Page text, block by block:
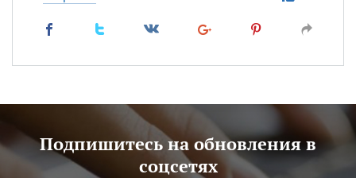
Подпишитесь на обновления в
соцсетях